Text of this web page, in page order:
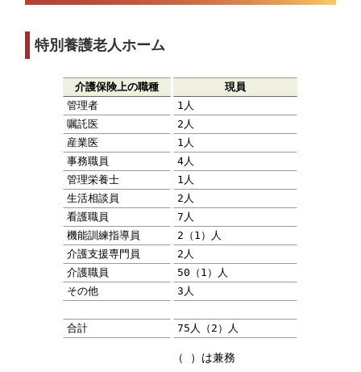
特別養護老人ホーム
介護保険上の職種
現員
管理者
1人
嘱託医
2人
産業医
1人
事務職員
4人
管理栄養士
1人
生活相談員
2人
看護職員
7人
機能訓練指導員
2（1）人
介護支援専門員
2人
介護職員
50（1）人
その他
3人
合計 75人（2）人
（ ）は兼務